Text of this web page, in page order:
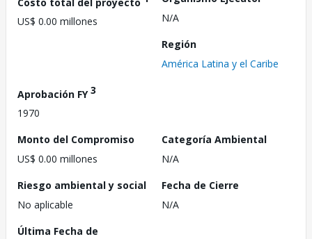
US$ 0.00 millones
N/A
Región
América Latina y el Caribe
Aprobación FY3
1970
Monto del Compromiso
US$ 0.00 millones
Categoría Ambiental
N/A
Riesgo ambiental y social
No aplicable
Fecha de Cierre
N/A
Última Fecha de